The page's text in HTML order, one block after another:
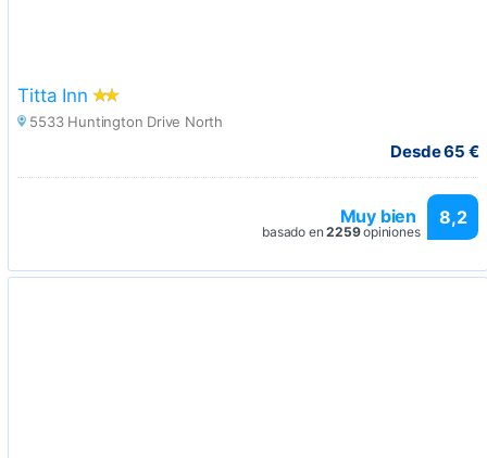
Titta Inn
5533 Huntington Drive North
Desde 65 €
8,2
Muy bien
basado en2259opiniones